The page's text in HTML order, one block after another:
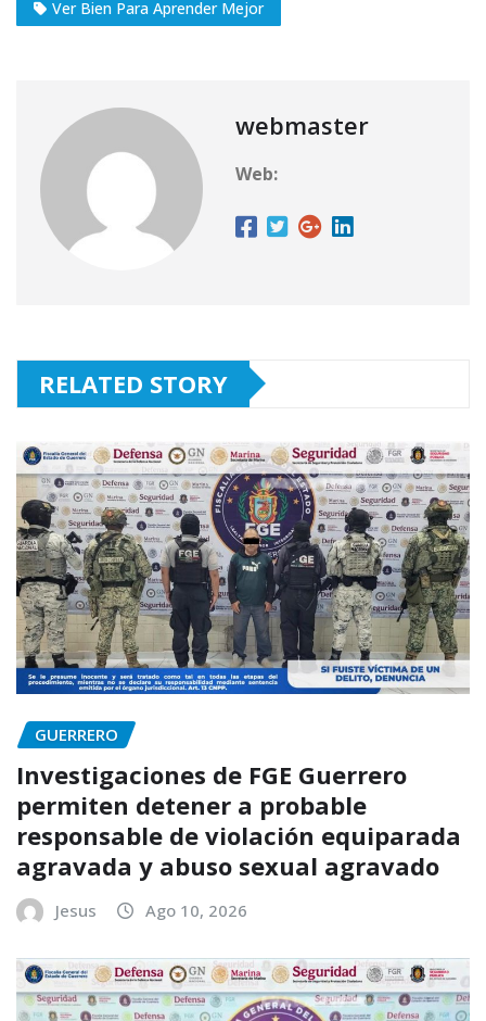
Ver Bien Para Aprender Mejor
webmaster
Web:
RELATED STORY
GUERRERO
Investigaciones de FGE Guerrero
permiten detener a probable
responsable de violación equiparada
agravada y abuso sexual agravado
Jesus Ago 10, 2026